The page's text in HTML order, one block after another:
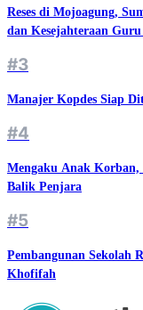
Reses di Mojoagung,
dan Kesejahteraan Guru
#3
Manajer Kopdes Siap
#4
Mengaku Anak Korban,
Balik Penjara
#5
Pembangunan Sekolah
Khofifah